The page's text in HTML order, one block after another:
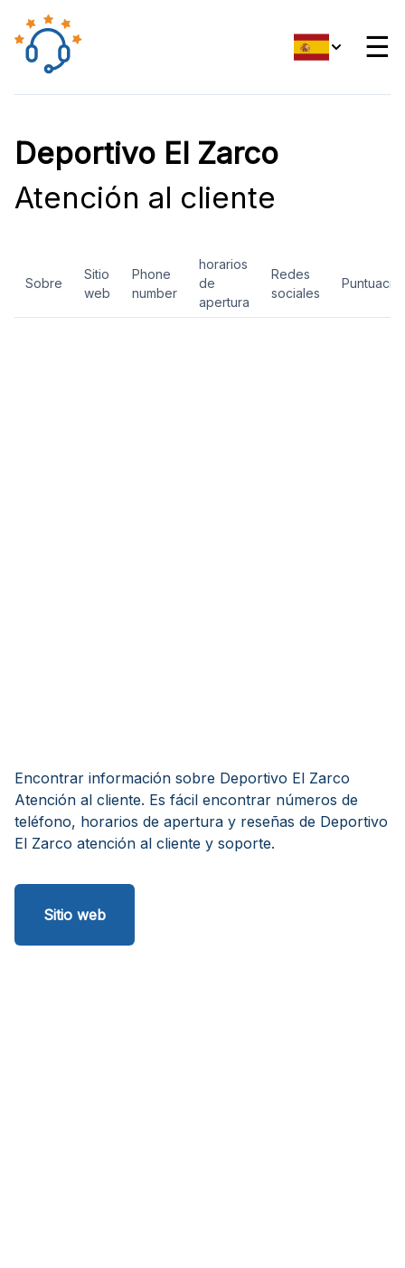
☰
Deportivo El Zarco
Atención al cliente
Sobre
Sitio
web
Phone
number
horarios
de
apertura
Redes
sociales
Encontrar información sobre Deportivo El Zarco
Atención al cliente. Es fácil encontrar números de
teléfono, horarios de apertura y reseñas de Deportivo
El Zarco atención al cliente y soporte.
Sitio web